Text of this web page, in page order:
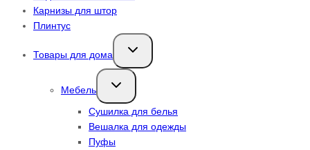
Карнизы для штор
Плинтус
Товары для дома
Переключить
дочернее
Мебель
Переключить
дочернее
Сушилка для белья
Вешалка для одежды
Пуфы